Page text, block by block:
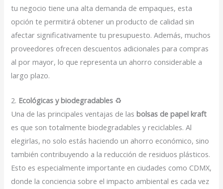
tu negocio tiene una alta demanda de empaques, esta
opción te permitirá obtener un producto de calidad sin
afectar significativamente tu presupuesto. Además, muchos
proveedores ofrecen descuentos adicionales para compras
al por mayor, lo que representa un ahorro considerable a
largo plazo.
2. Ecológicas y biodegradables ♻️
Una de las principales ventajas de lasbolsas de papel kraft
es que son totalmente biodegradables y reciclables. Al
elegirlas, no solo estás haciendo un ahorro económico, sino
también contribuyendo a la reducción de residuos plásticos.
Esto es especialmente importante en ciudades como CDMX,
donde la conciencia sobre el impacto ambiental es cada vez